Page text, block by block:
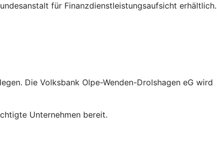
für Finanzdienstleistungsaufsicht erhältlich.
Die Volksbank Olpe-Wenden-Drolshagen eG wird
Unternehmen bereit.